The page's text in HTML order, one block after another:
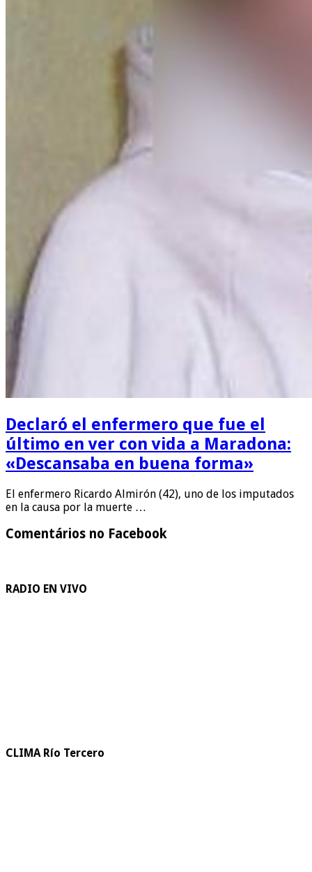
Declaró el enfermero que fue el
último en ver con vida a Maradona:
«Descansaba en buena forma»
El enfermero Ricardo Almirón (42), uno de los imputados
en la causa por la muerte …
Comentários no Facebook
RADIO EN VIVO
CLIMA Río Tercero